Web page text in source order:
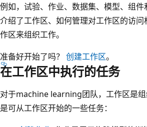
例如，试验、作业、数据集、模型、组
介绍了工作区、如何管理对工作区的访
作区来组织工作。
准备好开始了吗？ 创建工作区。
在工作区中执行的任务
对于machine learning团队，工作区是
是可从工作区开始的一些任务：